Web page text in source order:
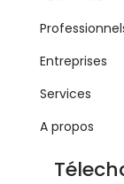
Entreprises
Services
A propos